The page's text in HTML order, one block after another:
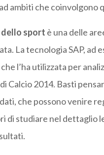
ambiti che coinvolgono
dello sport è una delle
La tecnologia SAP, ad
che l’ha utilizzata per
Calcio 2014. Basti
che possono venire
di studiare nel dettaglio